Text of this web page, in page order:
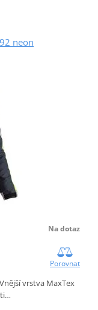
neon
Na dotaz
Porovnat
vrstva MaxTex